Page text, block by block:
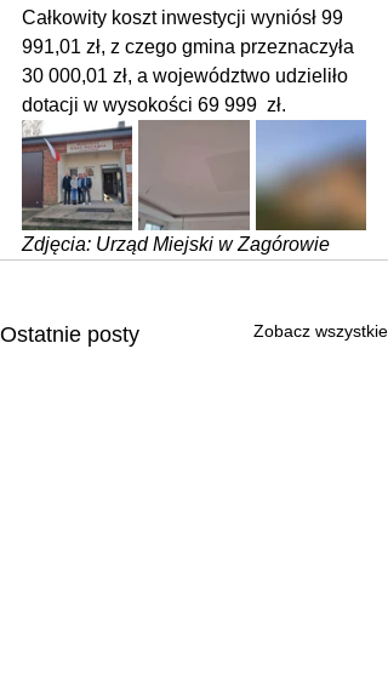
Całkowity koszt inwestycji wyniósł 99
991,01 zł, z czego gmina przeznaczyła
30 000,01 zł, a województwo udzieliło
dotacji w wysokości 69 999  zł.
Zdjęcia: Urząd Miejski w Zagórowie
Ostatnie posty Zobacz wszystkie